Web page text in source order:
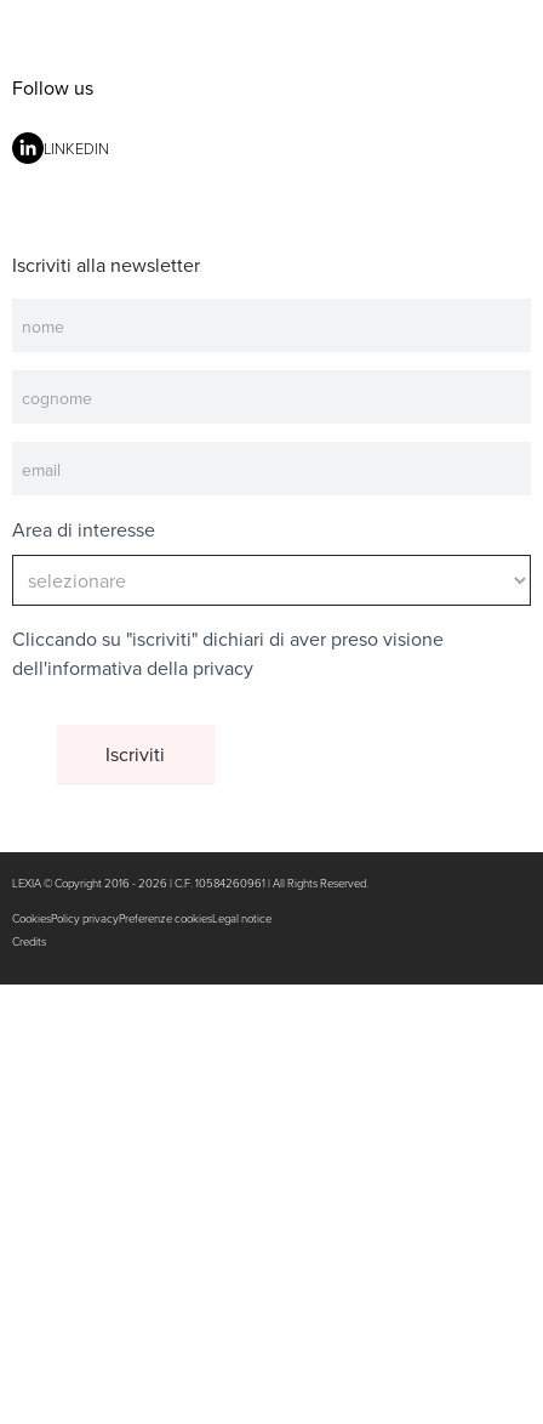
Follow us
LINKEDIN
Iscriviti alla newsletter
Area di interesse
Cliccando su "iscriviti" dichiari di aver preso visione
dell'informativa della privacy
LEXIA © Copyright 2016 - 2026 | C.F. 10584260961 | All Rights Reserved.
CookiesPolicy privacyPreferenze cookiesLegal notice
Credits